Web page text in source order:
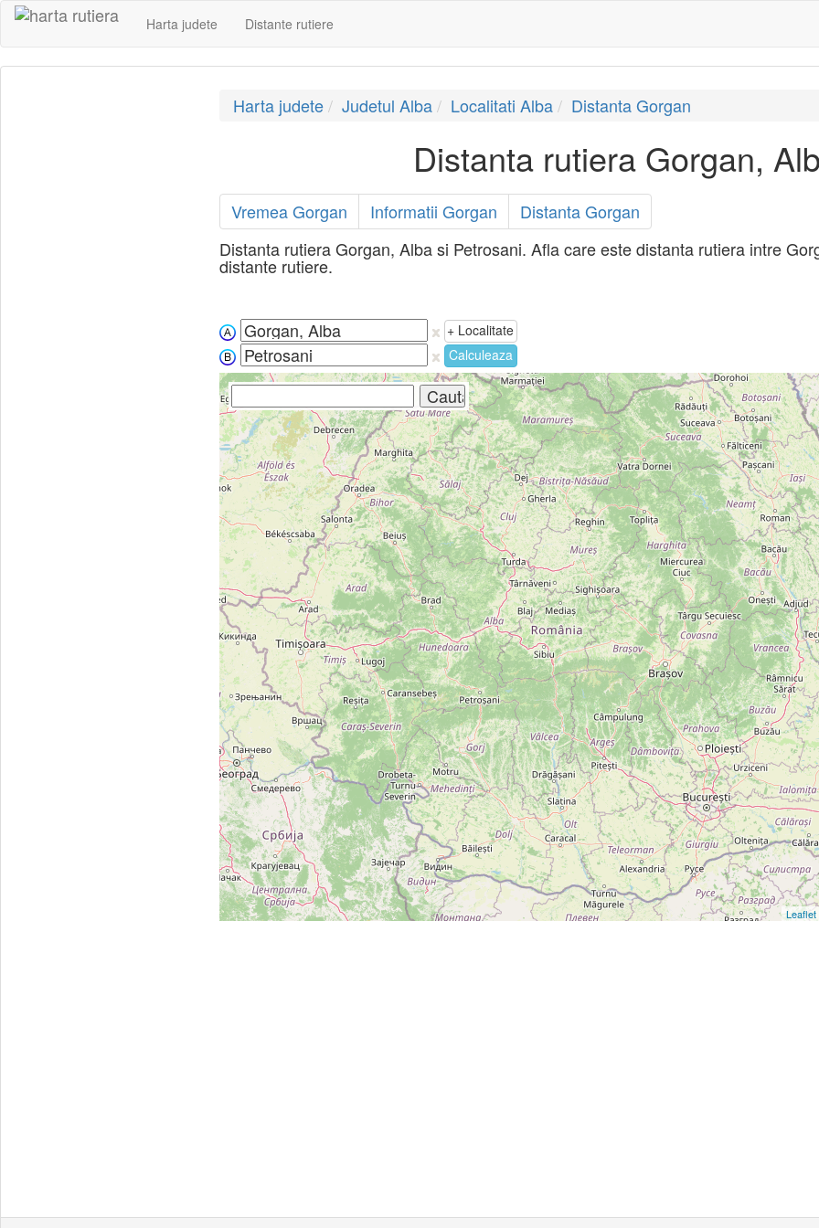
Harta judete Distante rutiere
Harta judete Judetul Alba Localitati Alba Distanta Gorgan
Distanta rutiera Gorgan,
Vremea Gorgan Informatii Gorgan
Distanta Gorgan
Distanta rutiera Gorgan, Alba si Petrosani. Afla care este distanta rutiera intre
distante rutiere.
+ Localitate
Calculeaza
Leaflet